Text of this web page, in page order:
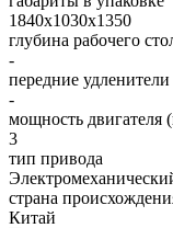
1840x1030x1350
глубина рабочего
-
передние
-
мощность двигателя
3
тип привода
страна
Китай